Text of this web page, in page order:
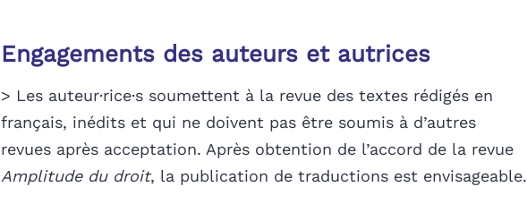
Engagements des auteurs et autrices
> Les auteur·rice·s soumettent à la revue des textes rédigés en
français, inédits et qui ne doivent pas être soumis à d’autres
revues après acceptation. Après obtention de l’accord de la revue
Amplitude du droit, la publication de traductions est envisageable.